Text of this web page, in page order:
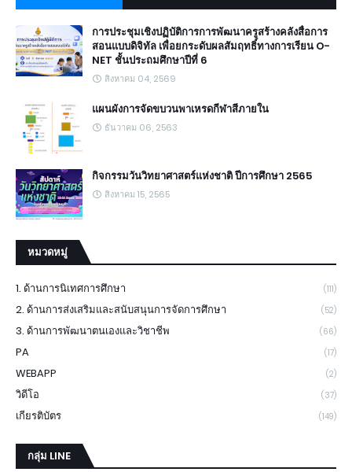
การประชุมเชิงปฏิบัติการการพัฒนาครูสร้างคลังสื่อการ
สอนแบบดิจิทัล เพื่อยกระดับผลสัมฤทธิ์ทางการเรียน O-
NET ชั้นประถมศึกษาปีที่ 6
สิงหาคม 04, 2569
แผนผังการจัดขบวนพาเหรดกีฬาสีภายใน
ธันวาคม 06, 2563
กิจกรรมวันวิทยาศาสตร์แห่งชาติ ปีการศึกษา 2565
สิงหาคม 15, 2565
หมวดหมู่
1. ด้านการนิเทศการศึกษา (111)
2. ด้านการส่งเสริมและสนับสนุนการจัดการศึกษา (52)
3. ด้านการพัฒนาตนเองและวิชาชีพ (66)
PA (17)
WEBAPP (2)
วิดีโอ (37)
เกียรติบัตร (149)
กลุ่ม LINE